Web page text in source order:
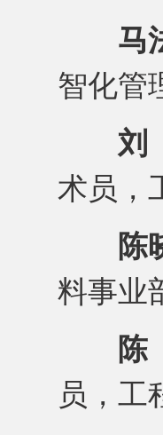
马
智化管
术员，
陈
料事业
员，工